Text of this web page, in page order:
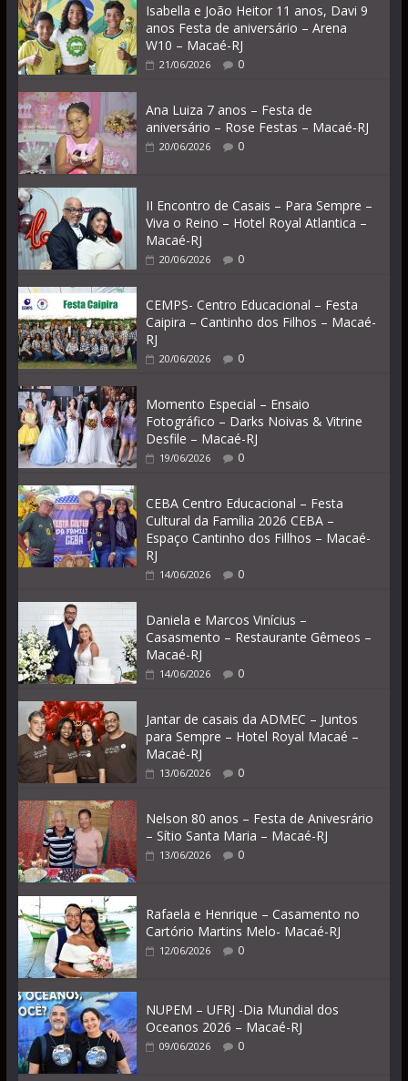
Isabella e João Heitor 11 anos, Davi 9
anos Festa de aniversário – Arena
W10 – Macaé-RJ
21/06/2026 0
Ana Luiza 7 anos – Festa de
aniversário – Rose Festas – Macaé-RJ
20/06/2026 0
II Encontro de Casais – Para Sempre –
Viva o Reino – Hotel Royal Atlantica –
Macaé-RJ
20/06/2026 0
CEMPS- Centro Educacional – Festa
Caipira – Cantinho dos Filhos – Macaé-
RJ
20/06/2026 0
Momento Especial – Ensaio
Fotográfico – Darks Noivas & Vitrine
Desfile – Macaé-RJ
19/06/2026 0
CEBA Centro Educacional – Festa
Cultural da Família 2026 CEBA –
Espaço Cantinho dos Fillhos – Macaé-
RJ
14/06/2026 0
Daniela e Marcos Vinícius –
Casasmento – Restaurante Gêmeos –
Macaé-RJ
14/06/2026 0
Jantar de casais da ADMEC – Juntos
para Sempre – Hotel Royal Macaé –
Macaé-RJ
13/06/2026 0
Nelson 80 anos – Festa de Anivesrário
– Sítio Santa Maria – Macaé-RJ
13/06/2026 0
Rafaela e Henrique – Casamento no
Cartório Martins Melo- Macaé-RJ
12/06/2026 0
NUPEM – UFRJ -Dia Mundial dos
Oceanos 2026 – Macaé-RJ
09/06/2026 0